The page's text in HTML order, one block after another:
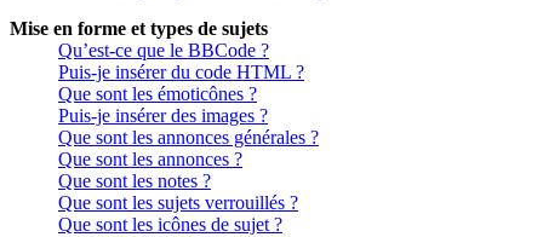
Mise en forme et types de sujets
Qu’est-ce que le BBCode ?
Puis-je insérer du code HTML ?
Que sont les émoticônes ?
Puis-je insérer des images ?
Que sont les annonces générales ?
Que sont les annonces ?
Que sont les notes ?
Que sont les sujets verrouillés ?
Que sont les icônes de sujet ?